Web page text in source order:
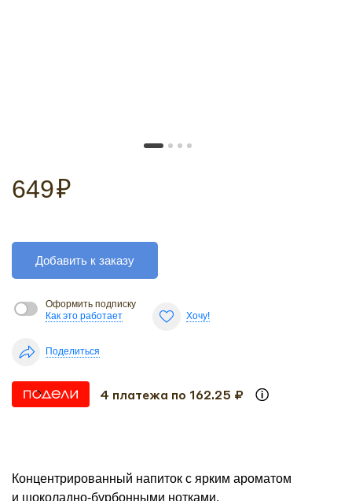
649₽
Добавить к заказу
Оформить подписку
Как это работает
Хочу!
Поделиться
4 платежа по 162.25 ₽
Концентрированный напиток с ярким ароматом
и шоколадно-бурбонными нотками.